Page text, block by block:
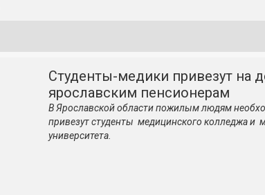
Студенты-медики привезут на
ярославским пенсионерам
В Ярославской области пожилым людям
привезут студенты медицинского колледжа и
университета.